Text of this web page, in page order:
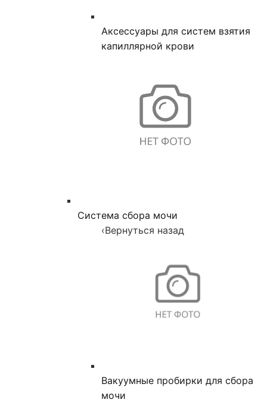
Аксессуары для систем взятия
капиллярной крови
Система сбора мочи
‹Вернуться назад
Вакуумные пробирки для сбора
мочи